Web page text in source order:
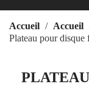
Accueil Accueil
Plateau pour disque